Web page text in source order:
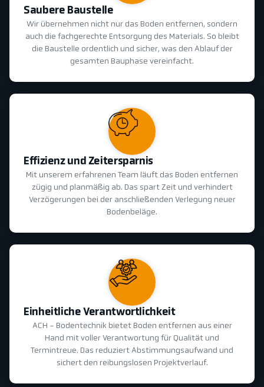
Saubere Baustelle
Wir übernehmen nicht nur das Boden entfernen, sondern
auch die fachgerechte Entsorgung des Materials. So bleibt
die Baustelle ordentlich und sicher, was den Ablauf der
gesamten Bauphase vereinfacht.
Effizienz und Zeitersparnis
Mit unserem erfahrenen Team läuft das Boden entfernen
zügig und planmäßig ab. Das spart Zeit und verhindert
Verzögerungen bei der anschließenden Verlegung neuer
Bodenbeläge.
Einheitliche Verantwortlichkeit
ACH - Bodentechnik bietet Boden entfernen aus einer
Hand mit voller Verantwortung für Qualität und
Termintreue. Das reduziert Abstimmungsaufwand und
sichert den reibungslosen Projektverlauf.